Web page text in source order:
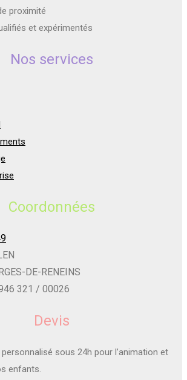
proximité
et expérimentés
Nos services
Coordonnées
DE-RENEINS
321 / 00026
Devis
sous 24h pour l’animation et
enfants.